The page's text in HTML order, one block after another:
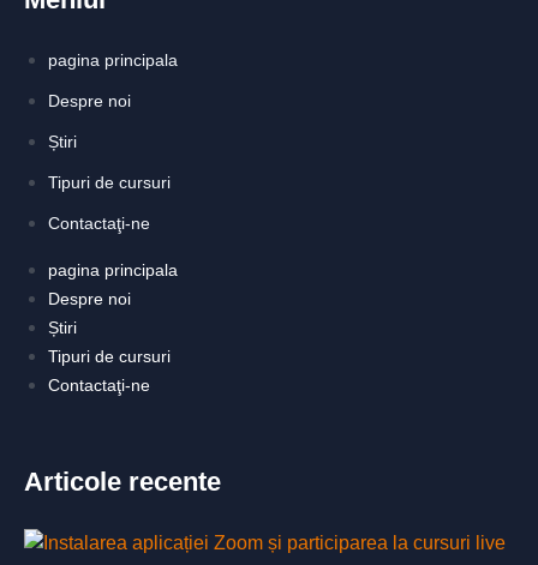
pagina principala
Despre noi
Știri
Tipuri de cursuri
Contactaţi-ne
pagina principala
Despre noi
Știri
Tipuri de cursuri
Contactaţi-ne
Articole recente